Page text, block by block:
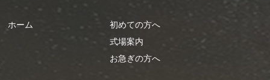
に限り、協力会社に委託することがあります。但
し、委託先に開示する個人情報は、当該業務の遂
行上必要となる最小限の個人情報のみとし、かつ
使用範囲もその範囲に限定します。また、委託先
ホーム
初めての方へ
式場案内
お急ぎの方へ